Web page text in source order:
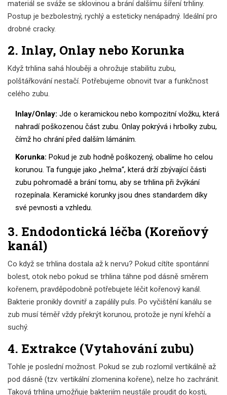
materiál se sváže se sklovinou a brání dalšímu šíření trhliny.
Postup je bezbolestný, rychlý a esteticky nenápadný. Ideální pro
drobné cracky.
2. Inlay, Onlay nebo Korunka
Když trhlina sahá hlouběji a ohrožuje stabilitu zubu,
polštářkování nestačí. Potřebujeme obnovit tvar a funkčnost
celého zubu.
Inlay/Onlay: Jde o keramickou nebo kompozitní vložku, která
nahradí poškozenou část zubu. Onlay pokrývá i hrbolky zubu,
čímž ho chrání před dalším lámáním.
Korunka: Pokud je zub hodně poškozený, obalíme ho celou
korunou. Ta funguje jako „helma“, která drží zbývající části
zubu pohromadě a brání tomu, aby se trhlina při žvýkání
rozepínala. Keramické korunky jsou dnes standardem díky
své pevnosti a vzhledu.
3. Endodontická léčba (Koreňový
kanál)
Co když se trhlina dostala až k nervu? Pokud cítíte spontánní
bolest, otok nebo pokud se trhlina táhne pod dásně směrem
kořenem, pravděpodobně potřebujete léčit kořenový kanál.
Bakterie pronikly dovnitř a zapálily puls. Po vyčištění kanálu se
zub musí téměř vždy překrýt korunou, protože je nyní křehčí a
suchý.
4. Extrakce (Vytahování zubu)
Tohle je poslední možnost. Pokud se zub rozlomil vertikálně až
pod dásně (tzv. vertikální zlomenina kořene), nelze ho zachránit.
Taková trhlina umožňuje bakteriím neustále proudit do kosti,